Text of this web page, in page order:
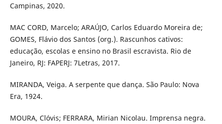
Campinas, 2020.
MAC CORD, Marcelo; ARAÚJO, Carlos Eduardo Moreira de;
GOMES, Flávio dos Santos (org.). Rascunhos cativos:
educação, escolas e ensino no Brasil escravista. Rio de
Janeiro, RJ: FAPERJ: 7Letras, 2017.
MIRANDA, Veiga. A serpente que dança. São Paulo: Nova
Era, 1924.
MOURA, Clóvis; FERRARA, Mirian Nicolau. Imprensa negra.